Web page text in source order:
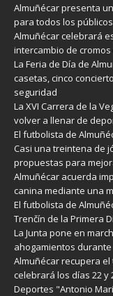
Almuñécar presenta
para todos los públicos
Almuñécar celebrará
intercambio de
La Feria de Día de
casetas, cinco
seguridad
La XVI Carrera de la
volver a llenar de
El futbolista de
Casi una treintena de
propuestas para
Almuñécar acuerda
canina mediante una
El futbolista de
Trenčín de la Primera
La Junta pone en
ahogamientos
Almuñécar recupera el
celebrará los días 22 y
Deportes "Antonio